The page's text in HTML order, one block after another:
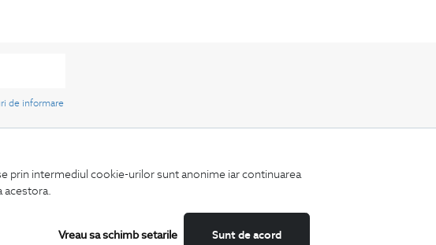
prin intermediul cookie-urilor sunt anonime iar continuarea
Sunt de acord
Vreau sa schimb setarile
de informare